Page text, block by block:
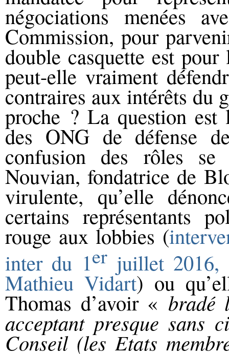
négociations menées
Commission, pour
double casquette est
peut-elle vraiment
contraires aux intérêts du
proche ? La question est
des ONG de défense
confusion des rôles se
Nouvian, fondatrice de
virulente, qu’elle
certains représentants
rouge aux lobbies (
inter du 1erjuillet 2016,
Mathieu Vidart) ou
Thomas d’avoir « bradé
acceptant presque sans
Conseil (les Etats